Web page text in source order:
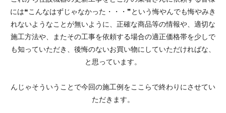
には❝こんなはずじゃなかった・・・❞という悔やんでも悔やみき
れないようなことが無いように、正確な商品等の情報や、適切な
施工方法や、またその工事を依頼する場合の適正価格帯を少しで
も知っていただき、後悔のないお買い物にしていただければな、
と思っています。
んじゃそういうことで今回の施工例をここらで終わりにさせてい
ただきます。